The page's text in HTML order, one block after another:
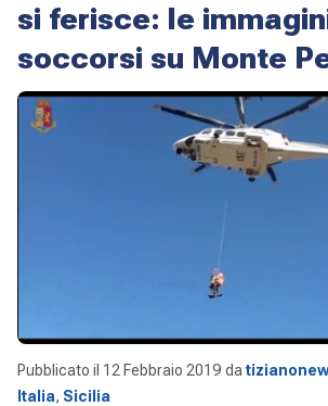
si ferisce: le
soccorsi su Monte
Pubblicato il 12 Febbraio 2019 da
Italia, Sicilia